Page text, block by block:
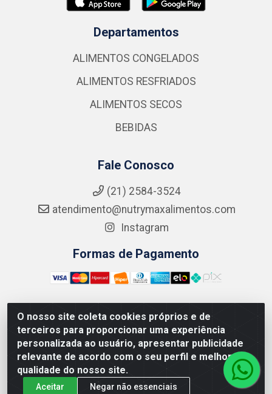
O nosso site coleta cookies próprios e de
terceiros para proporcionar uma experiência
personalizada ao usuário, apresentar publicidade
relevante de acordo com o seu perfil e melhorar a
qualidade do nosso site.
Aceitar Negar não essenciais
Departamentos
ALIMENTOS CONGELADOS
ALIMENTOS RESFRIADOS
ALIMENTOS SECOS
BEBIDAS
Fale Conosco
(21) 2584-3524
atendimento@nutrymaxalimentos.com
Instagram
Formas de Pagamento
NUTRY MAX COMÉRCIO DE PRODUTOS ALIMENTICIOS
LTDA - RUA DO FEIJÃO, 721 PENHA CIRCULAR/RJ -
CNPJ: 15.796.122/0001-03